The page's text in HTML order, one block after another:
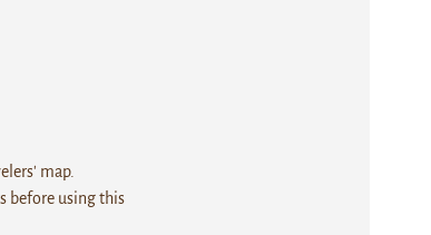
map.
before using this